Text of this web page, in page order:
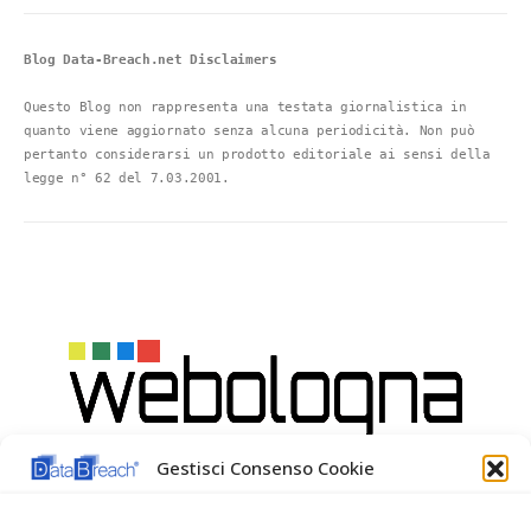
Gestisci Consenso Cookie
Blog Data-Breach.net Disclaimers
Questo Blog non rappresenta una testata giornalistica in
quanto viene aggiornato senza alcuna periodicità. Non può
pertanto considerarsi un prodotto editoriale ai sensi della
legge n° 62 del 7.03.2001.